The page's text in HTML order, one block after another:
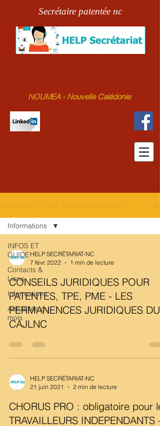
Secrétaire patentée nc
NOUMEA - Nouvelle Calédonie
INFOS ET
GUIDE
Contacts &
Liens
Informations
Actualités du
mois
Informations
HELP SECRÉTARIAT-NC
7 févr. 2022
1 min de lecture
CONSEILS JURIDIQUES POUR
PATENTES, TPE, PME - LES
PERMANENCES JURIDIQUES DU
CAJLNC
HELP SECRÉTARIAT-NC
21 juin 2021
2 min de lecture
CHORUS PRO : obligatoire pour
TRAVAILLEURS INDEPENDANTS -